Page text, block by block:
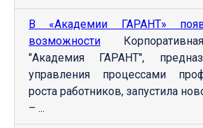
В «Академии ГАРАНТ»
возможности
"Академия ГАРАНТ",
управления процессами
роста работников, запустила
– ...